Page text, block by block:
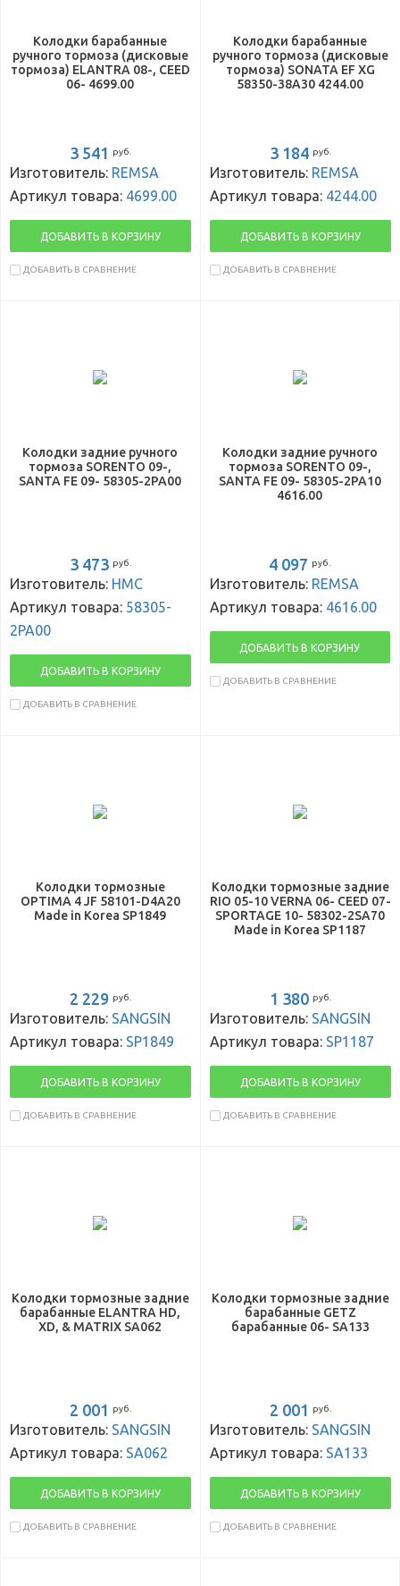
Колодки барабанные
ручного тормоза (дисковые
тормоза) ELANTRA 08-, CEED
06- 4699.00
3 541 руб.
Изготовитель: REMSA
Артикул товара: 4699.00
ДОБАВИТЬ В КОРЗИНУ
ДОБАВИТЬ В СРАВНЕНИЕ
Колодки барабанные
ручного тормоза (дисковые
тормоза) SONATA EF XG
58350-38A30 4244.00
3 184 руб.
Изготовитель: REMSA
Артикул товара: 4244.00
ДОБАВИТЬ В КОРЗИНУ
ДОБАВИТЬ В СРАВНЕНИЕ
Колодки задние ручного
тормоза SORENTO 09-,
SANTA FE 09- 58305-2PA00
3 473 руб.
Изготовитель: HMC
Артикул товара: 58305-
2PA00
ДОБАВИТЬ В КОРЗИНУ
ДОБАВИТЬ В СРАВНЕНИЕ
Колодки задние ручного
тормоза SORENTO 09-,
SANTA FE 09- 58305-2PA10
4616.00
4 097 руб.
Изготовитель: REMSA
Артикул товара: 4616.00
ДОБАВИТЬ В КОРЗИНУ
ДОБАВИТЬ В СРАВНЕНИЕ
Колодки тормозные
OPTIMA 4 JF 58101-D4A20
Made in Korea SP1849
2 229 руб.
Изготовитель: SANGSIN
Артикул товара: SP1849
ДОБАВИТЬ В КОРЗИНУ
ДОБАВИТЬ В СРАВНЕНИЕ
Колодки тормозные задние
RIO 05-10 VERNA 06- CEED 07-
SPORTAGE 10- 58302-2SA70
Made in Korea SP1187
1 380 руб.
Изготовитель: SANGSIN
Артикул товара: SP1187
ДОБАВИТЬ В КОРЗИНУ
ДОБАВИТЬ В СРАВНЕНИЕ
Колодки тормозные задние
барабанные ELANTRA HD,
XD, & MATRIX SA062
2 001 руб.
Изготовитель: SANGSIN
Артикул товара: SA062
ДОБАВИТЬ В КОРЗИНУ
ДОБАВИТЬ В СРАВНЕНИЕ
Колодки тормозные задние
барабанные GETZ
барабанные 06- SA133
2 001 руб.
Изготовитель: SANGSIN
Артикул товара: SA133
ДОБАВИТЬ В КОРЗИНУ
ДОБАВИТЬ В СРАВНЕНИЕ